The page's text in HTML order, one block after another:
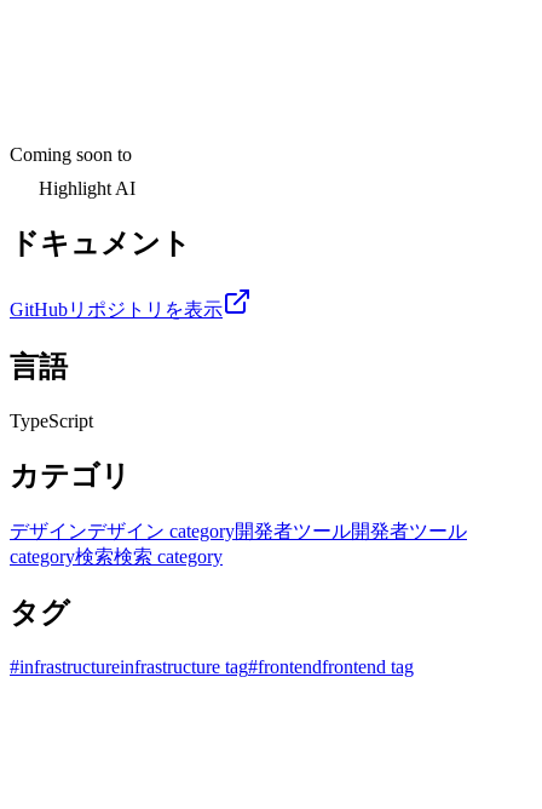
Coming soon to
Highlight AI
ドキュメント
GitHubリポジトリを表示
言語
TypeScript
カテゴリ
デザインデザイン category開発者ツール開発者ツール
category検索検索 category
タグ
#infrastructureinfrastructure tag#frontendfrontend tag